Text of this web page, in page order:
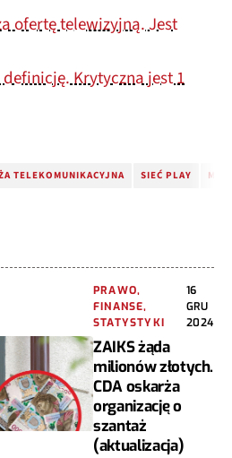
ofertę telewizyjną. Jest
Krytyczna jest 1
TELEKOMUNIKACYJNA SIEĆ PLAY
PRAWO,
FINANSE,
STATYSTYKI
16
GRU
2024
ZAIKS żąda
milionów złotych.
CDA oskarża
organizację o
szantaż
(aktualizacja)